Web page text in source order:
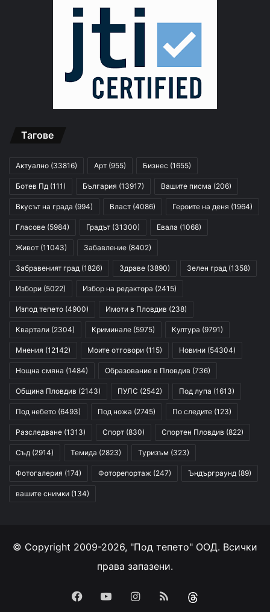
Тагове
Актуално (33816) Арт (955) Бизнес (1655)
Ботев Пд (111) България (13917) Вашите писма (206)
Вкусът на града (994) Власт (4086) Героите на деня (1964)
Гласове (5984) Градът (31300) Евала (1068)
Живот (11043) Забавление (8402)
Забравеният град (1826) Здраве (3890) Зелен град (1358)
Избори (5022) Избор на редактора (2415)
Изпод тепето (4900) Имоти в Пловдив (238)
Квартали (2304) Криминале (5975) Култура (9791)
Мнения (12142) Моите отговори (115) Новини (54304)
Нощна смяна (1484) Образование в Пловдив (736)
Община Пловдив (2143) ПУЛС (2542) Под лупа (1613)
Под небето (6493) Под ножа (2745) По следите (123)
Разследване (1313) Спорт (830) Спортен Пловдив (822)
Съд (2914) Темида (2823) Туризъм (323)
Фотогалерия (174) Фоторепортаж (247) Ъндърграунд (89)
вашите снимки (134)
© Copyright 2009-2026, "Под тепето" ООД. Всички
права запазени.
FacebookYouTubeInstagram
RSS